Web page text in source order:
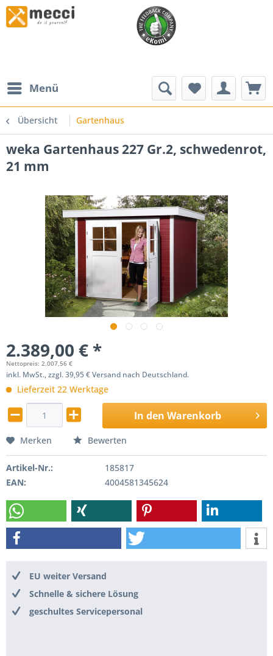
Menü
Übersicht Gartenhaus
weka Gartenhaus 227 Gr.2, schwedenrot,
21 mm
2.389,00 € *
Nettopreis: 2.007,56 €
inkl. MwSt., zzgl. 39,95 € Versand nach Deutschland.
Lieferzeit 22 Werktage
In den Warenkorb
Merken Bewerten
Artikel-Nr.:
185817
EAN:
4004581345624
EU weiter Versand
Schnelle & sichere Lösung
geschultes Servicepersonal